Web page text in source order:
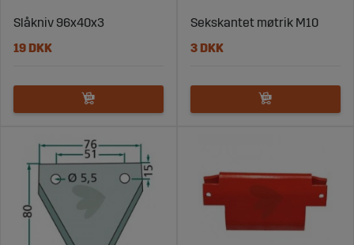
Slåkniv 96x40x3
19 DKK
Sekskantet møtrik M10
3 DKK